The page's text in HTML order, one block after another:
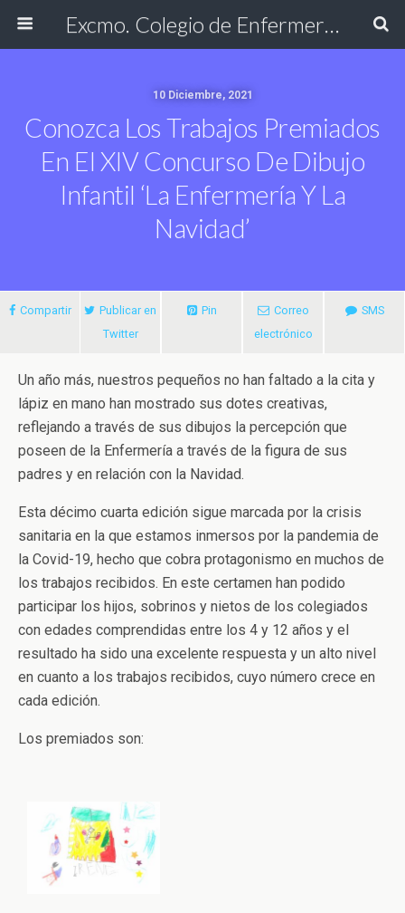
Excmo. Colegio de Enfermería de Cádiz
10 Diciembre, 2021
Conozca Los Trabajos Premiados
En El XIV Concurso De Dibujo
Infantil ‘La Enfermería Y La
Navidad’
Compartir
Publicar en
Twitter
Pin
Correo
electrónico
SMS
Un año más, nuestros pequeños no han faltado a la cita y
lápiz en mano han mostrado sus dotes creativas,
reflejando a través de sus dibujos la percepción que
poseen de la Enfermería a través de la figura de sus
padres y en relación con la Navidad.
Esta décimo cuarta edición sigue marcada por la crisis
sanitaria en la que estamos inmersos por la pandemia de
la Covid-19, hecho que cobra protagonismo en muchos de
los trabajos recibidos. En este certamen han podido
participar los hijos, sobrinos y nietos de los colegiados
con edades comprendidas entre los 4 y 12 años y el
resultado ha sido una excelente respuesta y un alto nivel
en cuanto a los trabajos recibidos, cuyo número crece en
cada edición.
Los premiados son: